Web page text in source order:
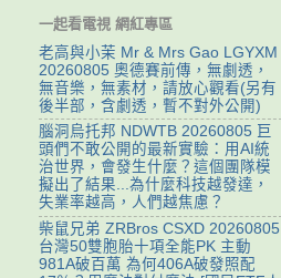
一起看電視 網紅專區
老高與小茉 Mr & Mrs Gao LGYXM
20260805 奧德賽前傳，無劇透，
無音樂，無素材，請放心觀看(另有
後半部，含劇透，暫不對外公開)
腦洞烏托邦 NDWTB 20260805 巨
頭們不敢公開的最新實驗：用AI統
治世界，會發生什麼？這個團隊模
擬出了結果...為什麼科技越發達，
失業率越高，人們越焦慮？
柴鼠兄弟 ZRBros CSXD 20260805
台灣50雙胞胎十項全能PK 主動
981A破百萬 為何406A破發照配